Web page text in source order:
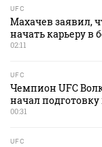
UFC
Махачев заявил,
начать карьеру в
02:11
UFC
Чемпион UFC
начал
00:31
UFC